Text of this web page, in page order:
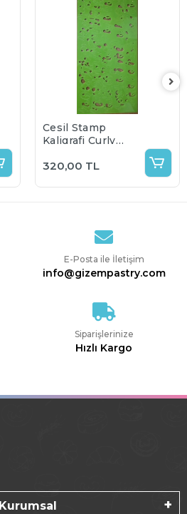
Cesil Stamp
Kaligrafi Curly
320,00 TL
E-Posta ile İletişim
info@gizempastry.com
Siparişlerinize
Hızlı Kargo
Kurumsal